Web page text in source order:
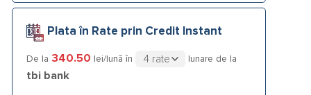
Plata în Rate prin Credit Instant
De la 340.50 lei/lună în lunare de la
tbi bank